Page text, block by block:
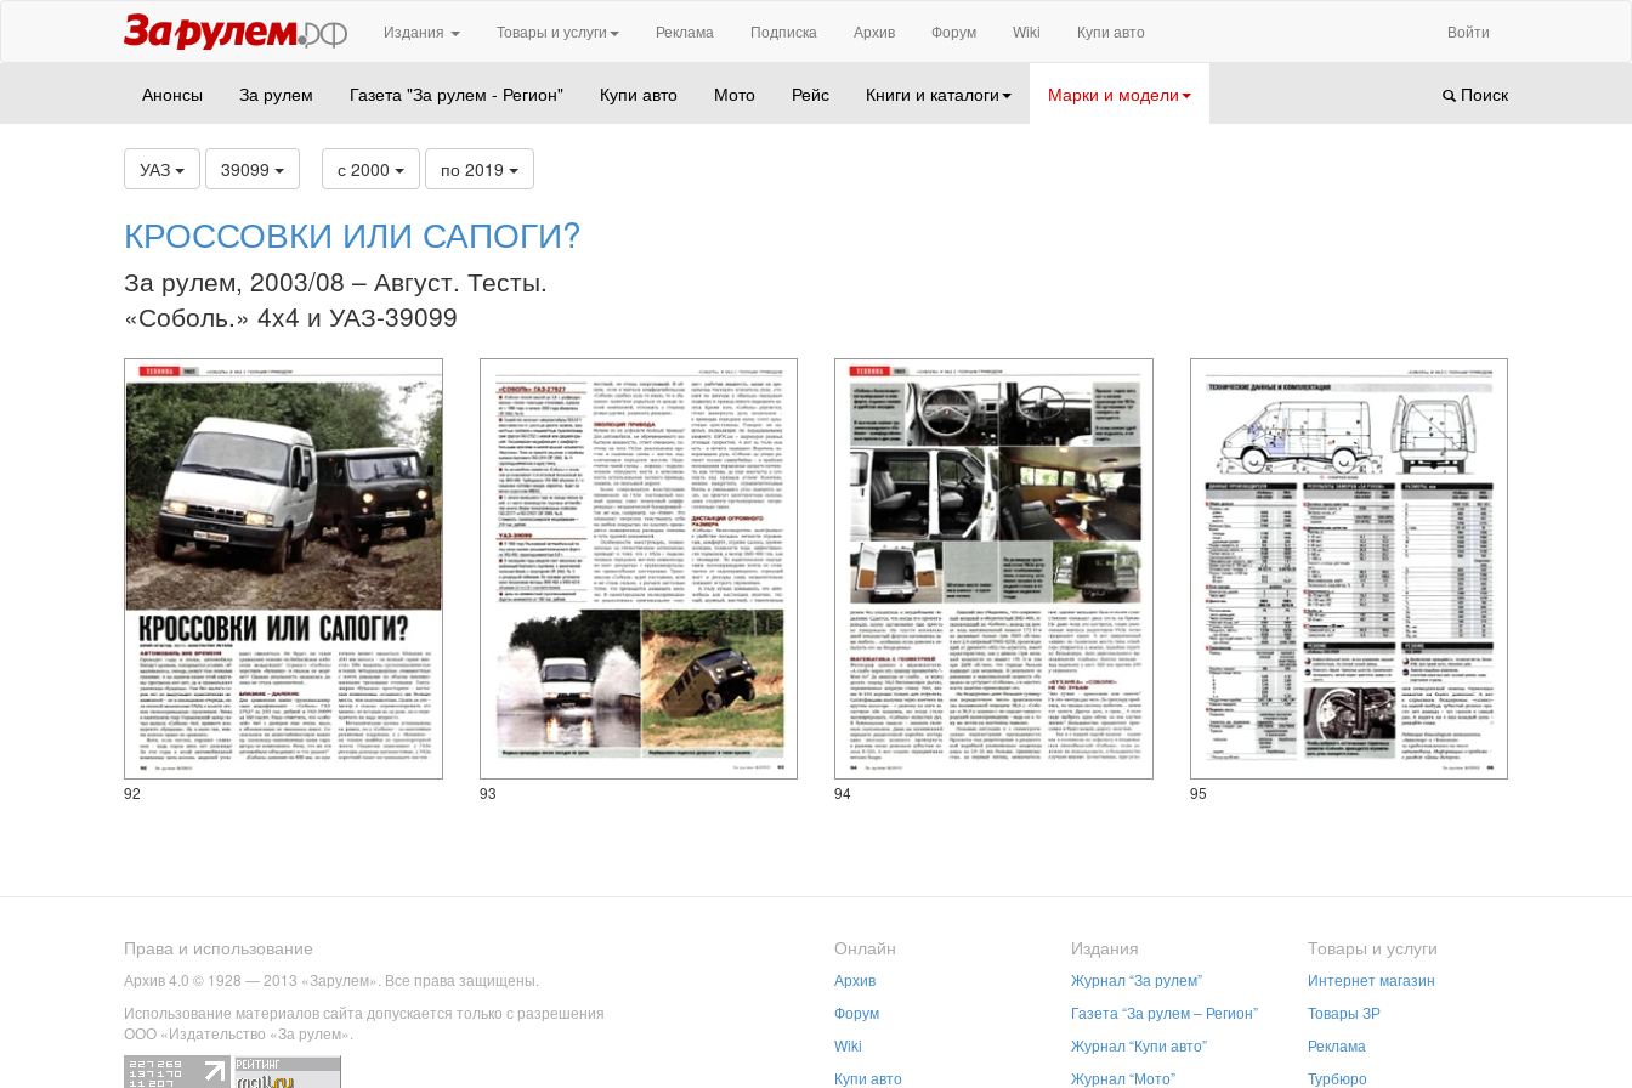
Издания Товары и услуги Реклама Подписка Архив Форум Wiki Купи авто Войти
Анонсы За рулем Газета "За рулем - Регион" Купи авто Мото Рейс Книги и каталоги Марки и модели Поиск
УАЗ 39099 с 2000 по 2019
КРОССОВКИ ИЛИ САПОГИ?
За рулем, 2003/08 – Август. Тесты.
«Соболь.» 4x4 и УАЗ-39099
92 93 94 95
Права и использование
Архив 4.0 © 1928 — 2013 «Зарулем». Все права защищены.
Использование материалов сайта допускается только с разрешения
ООО «Издательство «За рулем».
Онлайн
Архив
Форум
Wiki
Купи авто
Издания
Журнал “За рулем”
Газета “За рулем – Регион”
Журнал “Купи авто”
Журнал “Мото”
Товары и услуги
Интернет магазин
Товары ЗР
Реклама
Турбюро